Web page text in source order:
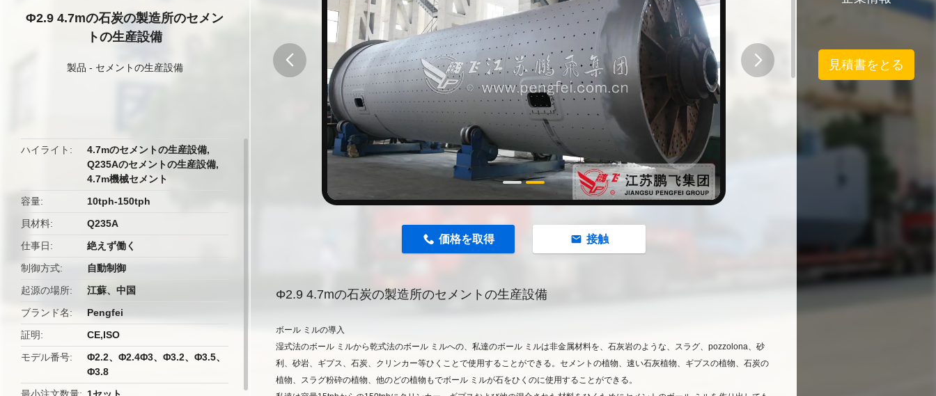
Φ2.9 4.7mの石炭の製造所のセメン
トの生産設備
製品 - セメントの生産設備
ハイライト 4.7mのセメントの生産設備,
Q235Aのセメントの生産設備,
4.7m機械セメント
容量
10tph-150tph
貝材料
Q235A
仕事日
絶えず働く
制御方式
自動制御
起源の場所
江蘇、中国
ブランド名
Pengfei
証明
CE,ISO
モデル番号
Φ2.2、Φ2.4Φ3、Φ3.2、Φ3.5、
Φ3.8
価格を取得 接触
Φ2.9 4.7mの石炭の製造所のセメントの生産設備
ボール ミルの導入
湿式法のボール ミルから乾式法のボール ミルへの、私達のボール ミルは非金属材料を、石灰岩のような、スラグ、pozzolona、砂
利、砂岩、ギプス、石炭、クリンカー等ひくことで使用することができる。セメントの植物、速い石灰植物、ギプスの植物、石炭の
植物、スラグ粉砕の植物、他のどの植物もでボール ミルが石をひくのに使用することができる。
見積書をとる